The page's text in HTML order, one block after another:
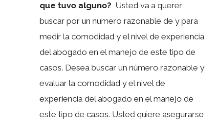
que tuvo alguno? Usted va a querer
buscar por un numero razonable de y para
medir la comodidad y el nivel de experiencia
del abogado en el manejo de este tipo de
casos. Desea buscar un número razonable y
evaluar la comodidad y el nivel de
experiencia del abogado en el manejo de
este tipo de casos. Usted quiere asegurarse